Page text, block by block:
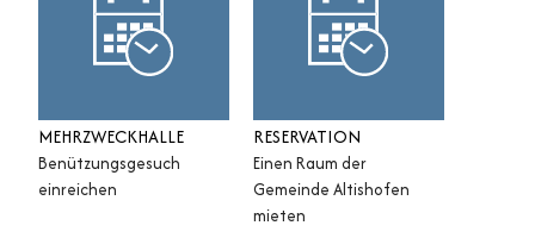
MEHRZWECKHALLE
Benützungsgesuch
einreichen
RESERVATION
Einen Raum der
Gemeinde Altishofen
mieten